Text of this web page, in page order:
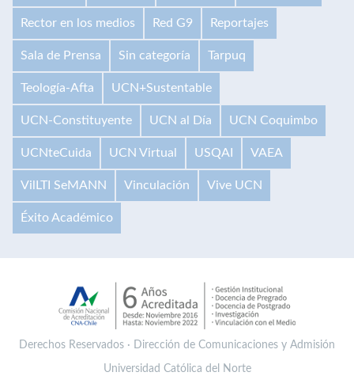
Rector en los medios Red G9 Reportajes
Sala de Prensa Sin categoría Tarpuq
Teología-Afta UCN+Sustentable
UCN-Constituyente UCN al Día UCN Coquimbo
UCNteCuida UCN Virtual USQAI VAEA
VilLTI SeMANN Vinculación Vive UCN
Éxito Académico
Derechos Reservados · Dirección de Comunicaciones y Admisión
Universidad Católica del Norte